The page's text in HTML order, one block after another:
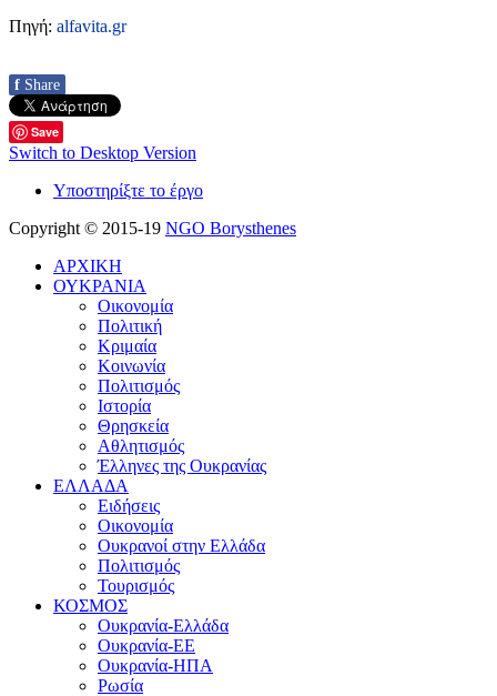
Πηγή: alfavita.gr
f Share
Save
Switch to Desktop Version
Υποστηρίξτε το έργο
Copyright © 2015-19 NGO Borysthenes
ΑΡΧΙΚΗ
ΟΥΚΡΑΝΙΑ
Οικονομία
Πολιτική
Κριμαία
Κοινωνία
Πολιτισμός
Ιστορία
Θρησκεία
Αθλητισμός
Έλληνες της Ουκρανίας
ΕΛΛΑΔΑ
Ειδήσεις
Οικονομία
Ουκρανοί στην Ελλάδα
Πολιτισμός
Τουρισμός
ΚΟΣΜΟΣ
Ουκρανία-Ελλάδα
Ουκρανία-ΕΕ
Ουκρανία-ΗΠΑ
Ρωσία